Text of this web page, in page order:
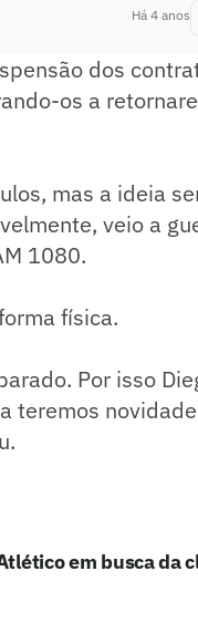
Há 4 anos
dos
os a
mas a ideia
veio a
1080.
física.
Por isso
teremos
em busca da